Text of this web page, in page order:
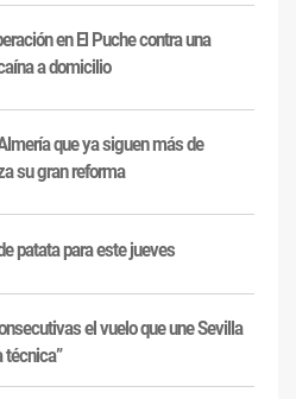
en El Puche contra una
a domicilio
que ya siguen más de
su gran reforma
patata para este jueves
el vuelo que une Sevilla
técnica”